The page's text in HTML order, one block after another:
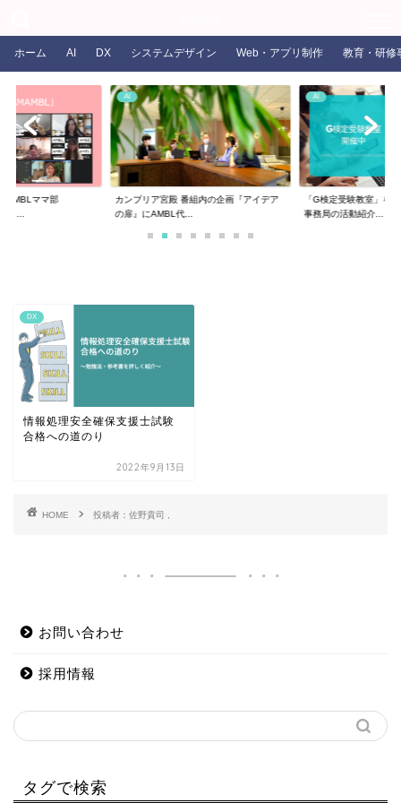
ホーム AI DX システムデザイン Web・アプリ制作 教育・研修
AMBLママ部
AI
カンブリア宮殿 番組内の企画『アイデア
の扉』にAMBL代...
AI
「G検定受験教室」を
事務局の活動紹介...
DX
情報処理安全確保支援士試験
合格への道のり
2022年9月13日
HOME 投稿者：佐野貴司 ,
お問い合わせ
採用情報
タグで検索